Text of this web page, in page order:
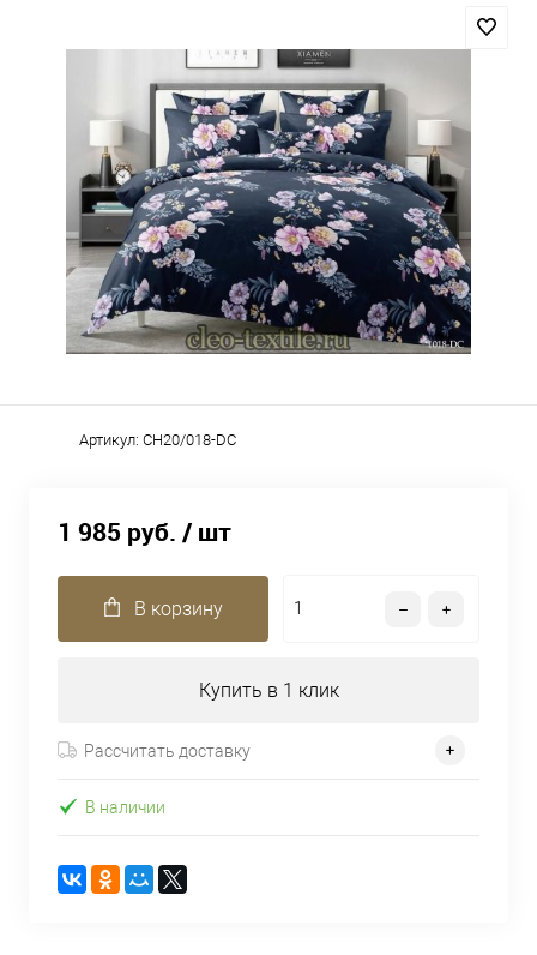
Артикул: CH20/018-DC
1 985 руб. / шт
В корзину
Купить в 1 клик
Рассчитать доставку
В наличии